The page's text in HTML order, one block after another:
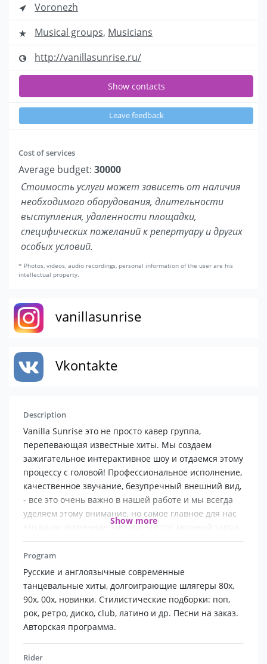
Voronezh
Musical groups, Musicians
http://vanillasunrise.ru/
Show contacts
Leave feedback
Cost of services
Average budget: 30000
Стоимость услуги может зависеть от наличия
необходимого оборудования, длительности
выступления, удаленности площадки,
специфических пожеланий к репертуару и других
особых условий.
* Photos, videos, audio recordings, personal information of the user are his
intellectual property.
vanillasunrise
Vkontakte
Description
Vanilla Sunrise это не просто кавер группа,
перепевающая известные хиты. Мы создаем
зажигательное интерактивное шоу и отдаемся этому
процессу с головой! Профессиональное исполнение,
качественное звучание, безупречный внешний вид,
- все это очень важно в нашей работе и мы всегда
уделяем этому внимание, но самое главное для нас
это ваши искренние эмоции, это тот мощный заряд
позитивной энергии, который мы посылаем в зал и
чувствуем как он возвращается обратно. Наша
задача сделать Ваш праздник по настоящему ярким
и запоминающимся!
В нашем репертуаре самые модные новинки,
современные танцевальные хиты и забойные ретро
шлягеры 80х, 90х.
Show more
Program
Русские и англоязычные современные
танцевальные хиты, долгоиграющие шлягеры 80х,
90х, 00х, новинки. Стилистические подборки: поп,
рок, ретро, диско, club, латино и др. Песни на заказ.
Авторская программа.
Rider